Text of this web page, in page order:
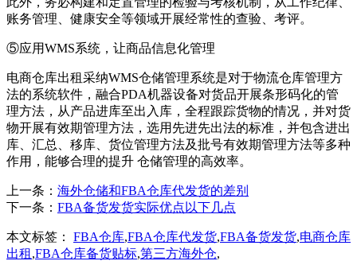
账务管理、健康安全等领域开展经常性的查验、考评。
⑤应用WMS系统，让商品信息化管理
电商仓库出租采纳WMS仓储管理系统是对于物流仓库管理方
法的系统软件，融合PDA机器设备对货品开展条形码化的管
理方法，从产品进库至出入库，全程跟踪货物的情况，并对货
物开展有效期管理方法，选用先进先出法的标准，并包含进出
库、汇总、移库、货位管理方法及批号有效期管理方法等多种
作用，能够合理的提升 仓储管理的高效率。
上一条： 海外仓储和FBA仓库代发货的差别
下一条： FBA备货发货实际优点以下几点
本文标签： FBA仓库,FBA仓库代发货,FBA备货发货,电商仓库
出租 ,FBA仓库备货贴标,第三方海外仓,